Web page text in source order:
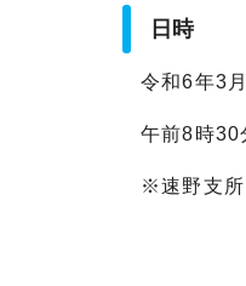
日時
令和6年3
午前8時30
※速野支所